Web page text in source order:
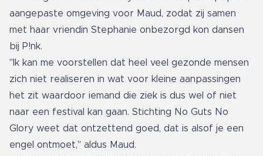
aangepaste omgeving voor Maud, zodat zij samen
met haar vriendin Stephanie onbezorgd kon dansen
bij P!nk.
"Ik kan me voorstellen dat heel veel gezonde mensen
zich niet realiseren in wat voor kleine aanpassingen
het zit waardoor iemand die ziek is dus wel of niet
naar een festival kan gaan. Stichting No Guts No
Glory weet dat ontzettend goed, dat is alsof je een
engel ontmoet," aldus Maud.